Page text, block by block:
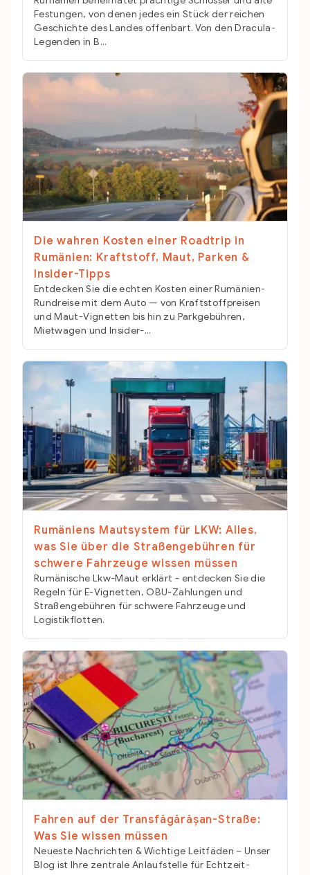
Festungen, von denen jedes ein Stück der reichen
Geschichte des Landes offenbart. Von den Dracula-
Legenden in B...
Die wahren Kosten einer Roadtrip in
Rumänien: Kraftstoff, Maut, Parken &
Insider-Tipps
Entdecken Sie die echten Kosten einer Rumänien-
Rundreise mit dem Auto — von Kraftstoffpreisen
und Maut-Vignetten bis hin zu Parkgebühren,
Mietwagen und Insider-...
Rumäniens Mautsystem für LKW: Alles,
was Sie über die Straßengebühren für
schwere Fahrzeuge wissen müssen
Rumänische Lkw-Maut erklärt - entdecken Sie die
Regeln für E-Vignetten, OBU-Zahlungen und
Straßengebühren für schwere Fahrzeuge und
Logistikflotten.
Fahren auf der Transfăgărășan-Straße:
Was Sie wissen müssen
Neueste Nachrichten & Wichtige Leitfäden – Unser
Blog ist Ihre zentrale Anlaufstelle für Echtzeit-